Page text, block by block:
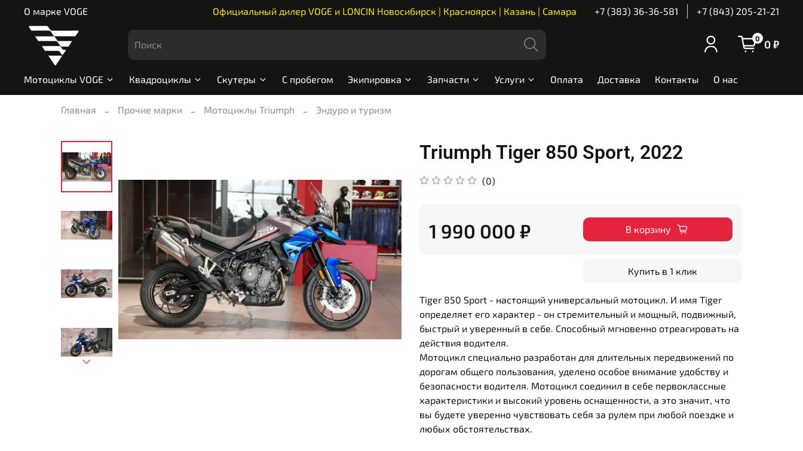
О марке VOGE Официальный дилер VOGE и LONCIN Новосибирск | Красноярск | Казань | Самара +7 (383) 36-36-581 +7 (843) 205-21-21
0 0 ₽
Мотоциклы VOGE Квадроциклы Скутеры С пробегом Экипировка Запчасти Услуги Оплата Доставка Контакты О нас
Главная Прочие марки Мотоциклы Triumph Эндуро и туризм
Triumph Tiger 850 Sport, 2022
(0)
1 990 000 ₽ В корзину
Купить в 1 клик
Tiger 850 Sport - настоящий универсальный мотоцикл. И имя Tiger
определяет его характер - он стремительный и мощный, подвижный,
быстрый и уверенный в себе. Способный мгновенно отреагировать на
действия водителя.
Мотоцикл специально разработан для длительных передвижений по
дорогам общего пользования, уделено особое внимание удобству и
безопасности водителя. Мотоцикл соединил в себе первоклассные
характеристики и высокий уровень оснащенности, а это значит, что
вы будете уверенно чувствовать себя за рулем при любой поездке и
любых обстоятельствах.